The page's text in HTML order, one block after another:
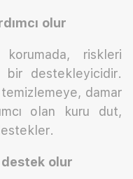
olur
riskleri
destekleyicidir.
temizlemeye, damar
olan kuru dut,
olur